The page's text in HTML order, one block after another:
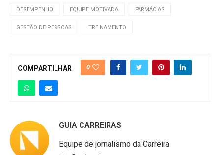
DESEMPENHO EQUIPE MOTIVADA FARMÁCIAS
GESTÃO DE PESSOAS TREINAMENTO
COMPARTILHAR 0
GUIA CARREIRAS
Equipe de jornalismo da Carreira